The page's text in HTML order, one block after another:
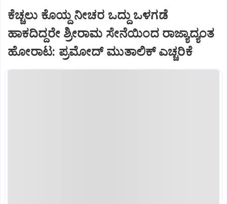
ಕೆಚ್ಚಲು ಕೊಯ್ದ ನೀಚರ ಒದ್ದು ಒಳಗಡೆ
ಹಾಕದಿದ್ದರೇ ಶ್ರೀರಾಮ ಸೇನೆಯಿಂದ ರಾಜ್ಯಾದ್ಯಂತ
ಹೋರಾಟ: ಪ್ರಮೋದ್ ಮುತಾಲಿಕ್ ಎಚ್ಚರಿಕೆ